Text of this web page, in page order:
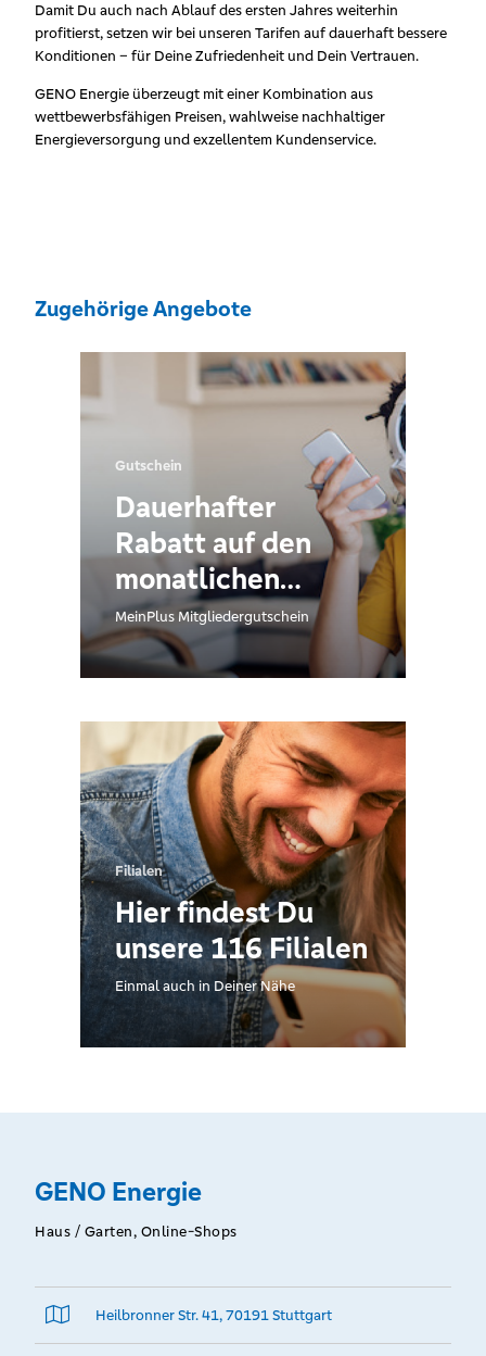
Damit Du auch nach Ablauf des ersten Jahres weiterhin
profitierst, setzen wir bei unseren Tarifen auf dauerhaft bessere
Konditionen – für Deine Zufriedenheit und Dein Vertrauen.
GENO Energie überzeugt mit einer Kombination aus
wettbewerbsfähigen Preisen, wahlweise nachhaltiger
Energieversorgung und exzellentem Kundenservice.
Zugehörige Angebote
Gutschein
Dauerhafter
Rabatt auf den
monatlichen
Grundpreis – plus
25 €
Neukundenbonus
für Mitglieder
MeinPlus Mitgliedergutschein
Filialen
Hier findest Du
unsere 116 Filialen
Einmal auch in Deiner Nähe
GENO Energie
Haus / Garten, Online-Shops
Heilbronner Str. 41, 70191 Stuttgart